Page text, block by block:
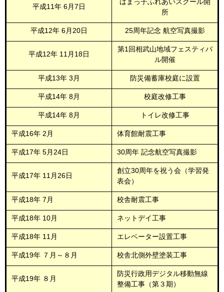
平成11年 6月7日
所
平成12年 6月20日 25周年記念 航空写真撮影
平成12年 11月18日
第1回相武山地域フェスティバ
ル開催
平成13年 3月 防災備蓄庫校庭に設置
平成14年 8月 校庭改修工事
平成14年 8月 トイレ改修工事
平成16年 2月 体育館耐震工事
平成17年 5月24日 30周年 記念航空写真撮影
平成17年 11月26日
創立30周年を祝う会（学習発
表会）
平成18年 7月 校舎耐震工事
平成18年 10月 ネットデイ工事
平成18年 11月 エレベーター設置工事
平成19年 ７月～８月 校舎北側外壁塗装工事
平成19年 ８月
防災行政用デジタル移動無線
整備工事（第３期）